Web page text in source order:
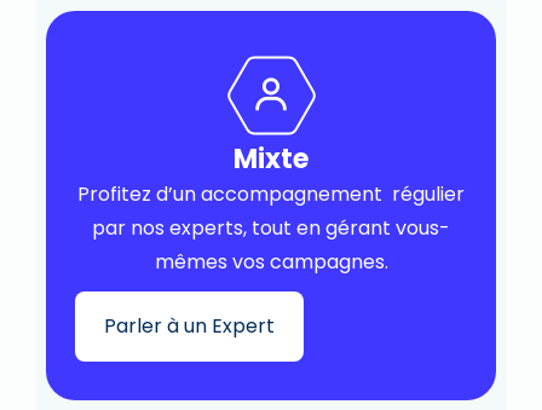
Mixte
Profitez d’un accompagnement régulier
par nos experts, tout en gérant vous-
mêmes vos campagnes.
Parler à un Expert